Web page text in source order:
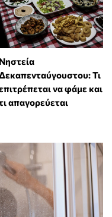
Νηστεία
Τι
να φάμε και
απαγορεύεται